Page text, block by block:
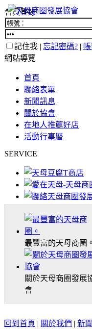
會員登錄
記住我 | 忘記密碼? |
網站導覽
首頁
聯絡表單
新聞訊息
關於協會
在地人推薦好店
活動行事曆
SERVICE
最豐富的天母商圈。
關於天母商圈發展
會
回到首頁 | 關於我們 | 新